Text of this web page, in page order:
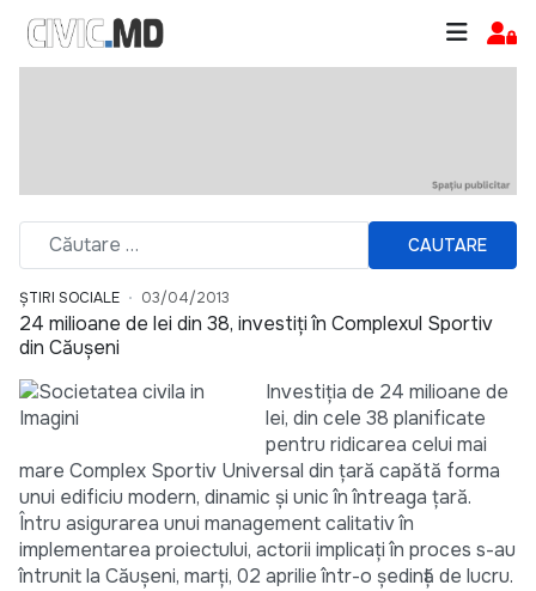
CAUTARE
ȘTIRI SOCIALE 03/04/2013
24 milioane de lei din 38, investiți în Complexul Sportiv
din Căușeni
Investiția de 24 milioane de
lei, din cele 38 planificate
pentru ridicarea celui mai
mare Complex Sportiv Universal din țară capătă forma
unui edificiu modern, dinamic și unic în întreaga țară.
Întru asigurarea unui management calitativ în
implementarea proiectului, actorii implicați în proces s-au
întrunit la Căușeni, marți, 02 aprilie într-o ședință de lucru.